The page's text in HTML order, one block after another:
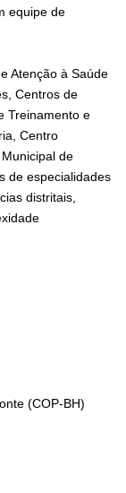
equipe de
Atenção à Saúde
Centros de
Treinamento e
Centro
de
de especialidades
distritais,
(COP-BH)